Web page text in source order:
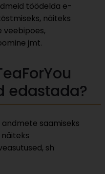
töödelda e-
näiteks
veebipoes,
jmt.
edastada?
andmete saamiseks
sh